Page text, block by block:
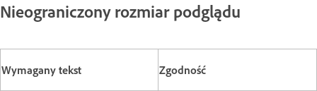
Nieograniczony rozmiar podglądu
Wymagany tekst Zgodność